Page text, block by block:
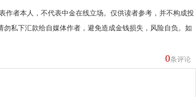
作者本人，不代表中金在线立场。仅供读者参考，并不构成投
私下汇款给自媒体作者，避免造成金钱损失，风险自负。如
0条评论